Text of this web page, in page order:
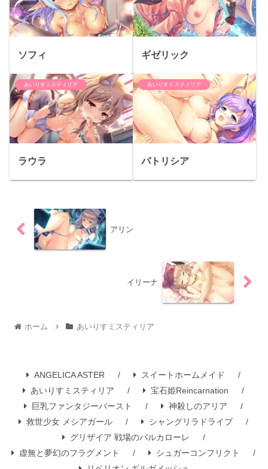
ソフィ ギゼリック
あいりすミスティリア
ラウラ
あいりすミスティリア
パトリシア
アリン
イリーナ
ホーム あいりすミスティリア
ANGELICA ASTER
スイートホームメイド
あいりすミスティリア
宝石姫Reincarnation
巨乳ファンタジーバースト
神殺しのアリア
救世少女 メシアガール
シャングリラドライブ
グリザイア 戦場のバルカローレ
虚無と夢幻のフラグメント
シュガーコンフリクト